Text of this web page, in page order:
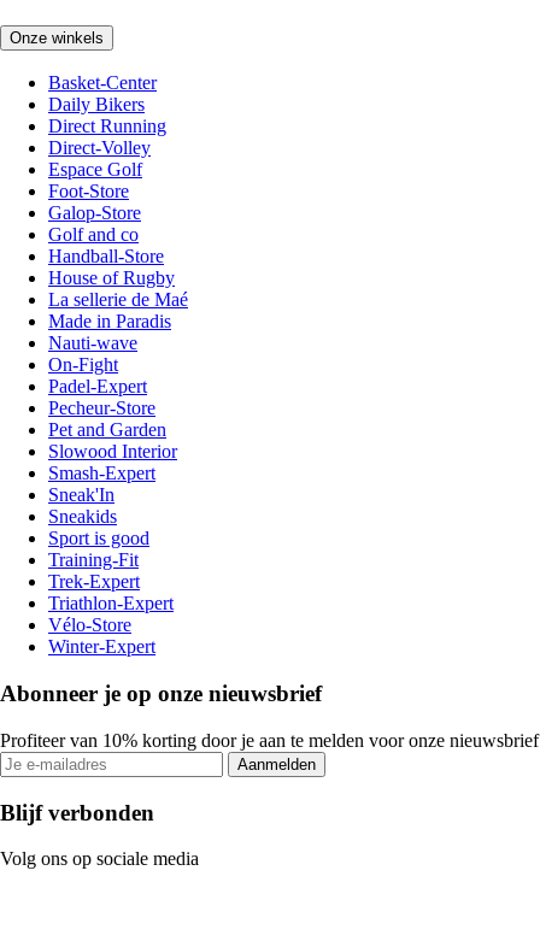
Onze winkels
Basket-Center
Daily Bikers
Direct Running
Direct-Volley
Espace Golf
Foot-Store
Galop-Store
Golf and co
Handball-Store
House of Rugby
La sellerie de Maé
Made in Paradis
Nauti-wave
On-Fight
Padel-Expert
Pecheur-Store
Pet and Garden
Slowood Interior
Smash-Expert
Sneak'In
Sneakids
Sport is good
Training-Fit
Trek-Expert
Triathlon-Expert
Vélo-Store
Winter-Expert
Abonneer je op onze nieuwsbrief
Profiteer van 10% korting door je aan te melden voor onze nieuwsbrief
Aanmelden
Blijf verbonden
Volg ons op sociale media